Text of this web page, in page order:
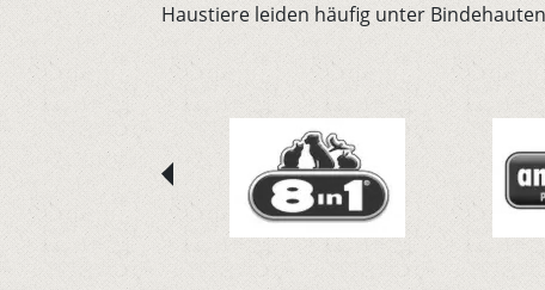
Haustiere leiden häufig unter